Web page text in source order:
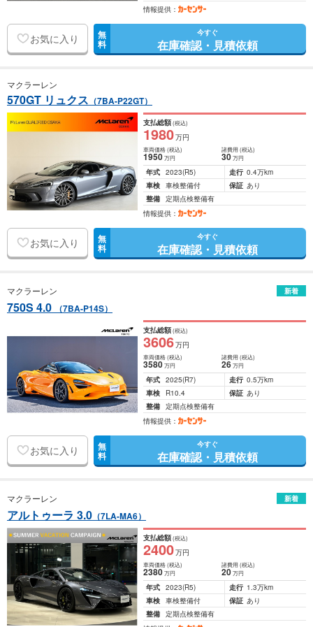
情報提供：
お気に入り 無
料
今すぐ
在庫確認・見積依頼
マクラーレン
570GT リュクス （7BA-P22GT）
支払総額(税込)
1980万円
車両価格(税込)
1950万円
諸費用 (税込)
30 万円
年式 2023(R5) 走行 0.4万km
車検 車検整備付 保証 あり
整備 定期点検整備有
情報提供：
お気に入り 無
料
今すぐ
在庫確認・見積依頼
マクラーレン 新着
750S 4.0 （7BA-P14S）
支払総額(税込)
3606万円
車両価格(税込)
3580万円
諸費用 (税込)
26 万円
年式 2025(R7) 走行 0.5万km
車検
R10.4 保証 あり
整備 定期点検整備有
情報提供：
お気に入り 無
料
今すぐ
在庫確認・見積依頼
マクラーレン 新着
アルトゥーラ 3.0 （7LA-MA6）
支払総額(税込)
2400万円
車両価格(税込)
2380万円
諸費用 (税込)
20 万円
年式 2023(R5) 走行 1.3万km
車検 車検整備付 保証 あり
整備 定期点検整備有